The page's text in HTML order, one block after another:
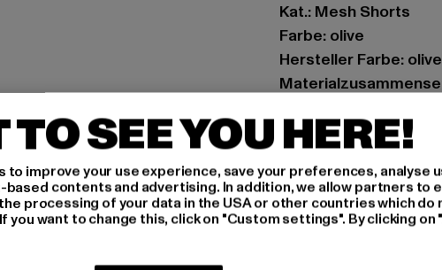
Kat.: Mesh Shorts
Farbe: olive
Hersteller Farbe: olive
Hersteller: Urban
Schanzenstraße 41 |
TO SEE YOU HERE!
to improve your use experience, save your preferences, analyse
contents and advertising. In addition, we allow partners to
processing of your data in the USA or other countries which do
want to change this, click on "Custom settings". By clicking